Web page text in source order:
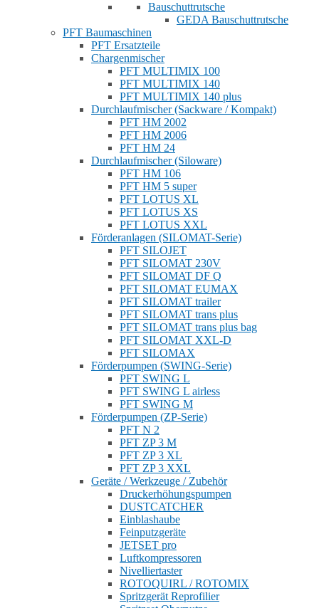
Bauschuttrutsche
GEDA Bauschuttrutsche
PFT Baumaschinen
PFT Ersatzteile
Chargenmischer
PFT MULTIMIX 100
PFT MULTIMIX 140
PFT MULTIMIX 140 plus
Durchlaufmischer (Sackware / Kompakt)
PFT HM 2002
PFT HM 2006
PFT HM 24
Durchlaufmischer (Siloware)
PFT HM 106
PFT HM 5 super
PFT LOTUS XL
PFT LOTUS XS
PFT LOTUS XXL
Förderanlagen (SILOMAT-Serie)
PFT SILOJET
PFT SILOMAT 230V
PFT SILOMAT DF Q
PFT SILOMAT EUMAX
PFT SILOMAT trailer
PFT SILOMAT trans plus
PFT SILOMAT trans plus bag
PFT SILOMAT XXL-D
PFT SILOMAX
Förderpumpen (SWING-Serie)
PFT SWING L
PFT SWING L airless
PFT SWING M
Förderpumpen (ZP-Serie)
PFT N 2
PFT ZP 3 M
PFT ZP 3 XL
PFT ZP 3 XXL
Geräte / Werkzeuge / Zubehör
Druckerhöhungspumpen
DUSTCATCHER
Einblashaube
Feinputzgeräte
JETSET pro
Luftkompressoren
Nivelliertaster
ROTOQUIRL / ROTOMIX
Spritzgerät Reprofilier